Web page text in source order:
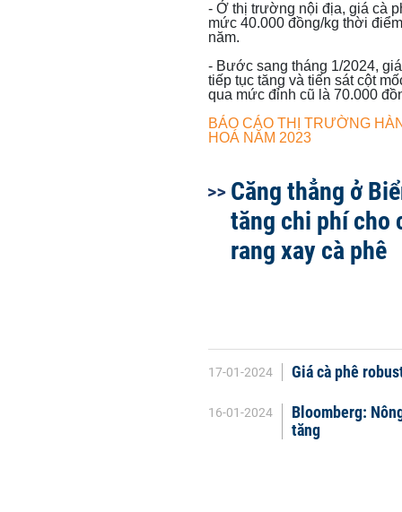
- Ở thị trường nội địa, giá cà
mức 40.000 đồng/kg thời
năm.
- Bước sang tháng 1/2024,
tiếp tục tăng và tiến sát cột
qua mức đỉnh cũ là 70.000
BÁO CÁO THỊ TRƯỜNG
HOÁ NĂM 2023
Căng thẳng ở
tăng chi phí cho
rang xay cà phê
17-01-2024 Giá cà phê
16-01-2024
Bloomberg:
tăng